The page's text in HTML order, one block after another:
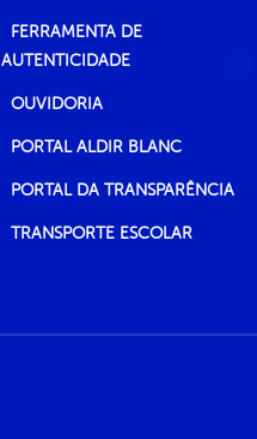
FERRAMENTA DE
AUTENTICIDADE
OUVIDORIA
PORTAL ALDIR BLANC
PORTAL DA TRANSPARÊNCIA
TRANSPORTE ESCOLAR